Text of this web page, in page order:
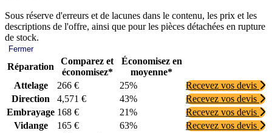
Sous réserve d'erreurs et de lacunes dans le contenu, les prix et les
descriptions de l'offre, ainsi que pour les pièces détachées en rupture
de stock.
Fermer
Réparation
Comparez et
économisez*
Économisez en
moyenne*
Attelage
266 € 25%
Recevez vos devis
Direction
4,571 € 43%
Recevez vos devis
Embrayage 168 € 21%
Recevez vos devis
Vidange
165 € 63%
Recevez vos devis